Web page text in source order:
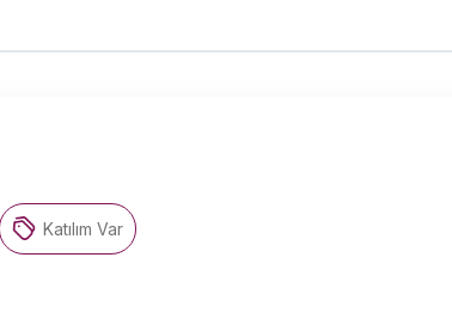
Katılım Var